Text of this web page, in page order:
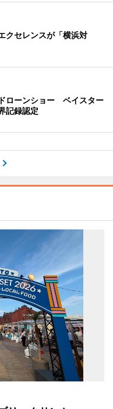
クセレンスが「横浜対
ローンショー ベイスター
記録認定